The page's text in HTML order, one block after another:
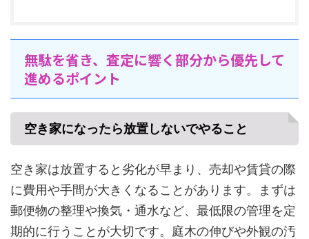
無駄を省き、査定に響く部分から優先して
進めるポイント
空き家になったら放置しないでやること
空き家は放置すると劣化が早まり、売却や賃貸の際
に費用や手間が大きくなることがあります。まずは
郵便物の整理や換気・通水など、最低限の管理を定
期的に行うことが大切です。庭木の伸びや外観の汚